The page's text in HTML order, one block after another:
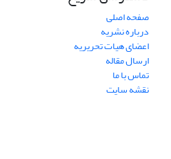
صفحه اصلی
درباره نشریه
اعضای هیات تحریریه
ارسال مقاله
تماس با ما
نقشه سایت